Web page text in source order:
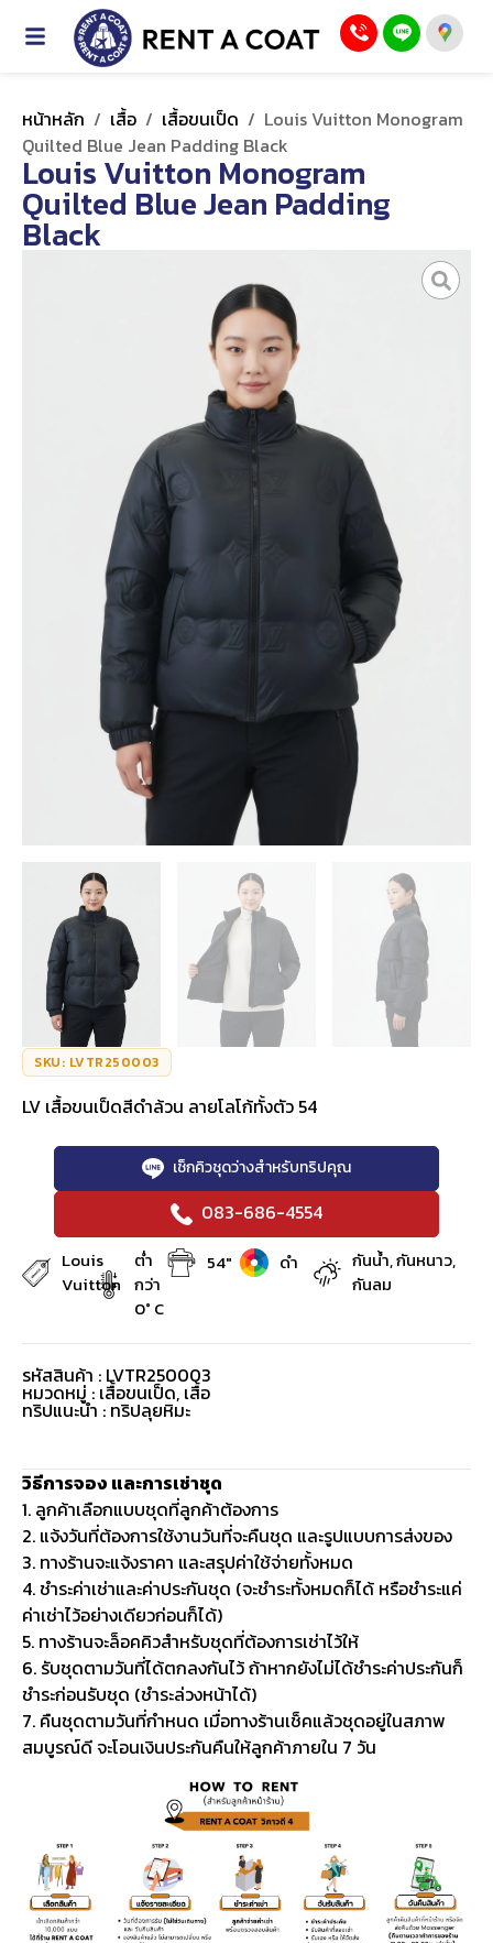
หน้าหลัก / เสื้อ / เสื้อขนเป็ด / Louis Vuitton Monogram
Quilted Blue Jean Padding Black
Louis Vuitton Monogram
Quilted Blue Jean Padding
Black
SKU: LVTR250003
LV เสื้อขนเป็ดสีดำล้วน ลายโลโก้ทั้งตัว 54
เช็กคิวชุดว่างสำหรับทริปคุณ
083-686-4554
Louis
Vuitton
ต่ำ
กว่า
0° C
54" ดำ
กันน้ำ, กันหนาว,
กันลม
รหัสสินค้า : LVTR250003
หมวดหมู่ : เสื้อขนเป็ด, เสื้อ
ทริปแนะนำ : ทริปลุยหิมะ
วิธีการจอง และการเช่าชุด
1. ลูกค้าเลือกแบบชุดที่ลูกค้าต้องการ
2. แจ้งวันที่ต้องการใช้งานวันที่จะคืนชุด และรูปแบบการส่งของ
3. ทางร้านจะแจ้งราคา และสรุปค่าใช้จ่ายทั้งหมด
4. ชำระค่าเช่าและค่าประกันชุด (จะชำระทั้งหมดก็ได้ หรือชำระแค่
ค่าเช่าไว้อย่างเดียวก่อนก็ได้)
5. ทางร้านจะล็อคคิวสำหรับชุดที่ต้องการเช่าไว้ให้
6. รับชุดตามวันที่ได้ตกลงกันไว้ ถ้าหากยังไม่ได้ชำระค่าประกันก็
ชำระก่อนรับชุด (ชำระล่วงหน้าได้)
7. คืนชุดตามวันที่กำหนด เมื่อทางร้านเช็คแล้วชุดอยู่ในสภาพ
สมบูรณ์ดี จะโอนเงินประกันคืนให้ลูกค้าภายใน 7 วัน